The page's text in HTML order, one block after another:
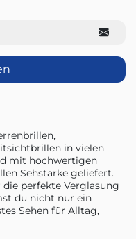
in vielen
mit hochwertigen
Sehstärke geliefert.
perfekte Verglasung
du nicht nur ein
Sehen für Alltag,